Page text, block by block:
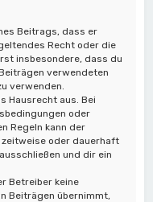
Beitrags, dass er
Recht oder die
insbesondere, dass du
verwendeten
verwenden.
Hausrecht aus. Bei
oder
Regeln kann der
oder dauerhaft
und dir ein
Betreiber keine
Beiträgen übernimmt,